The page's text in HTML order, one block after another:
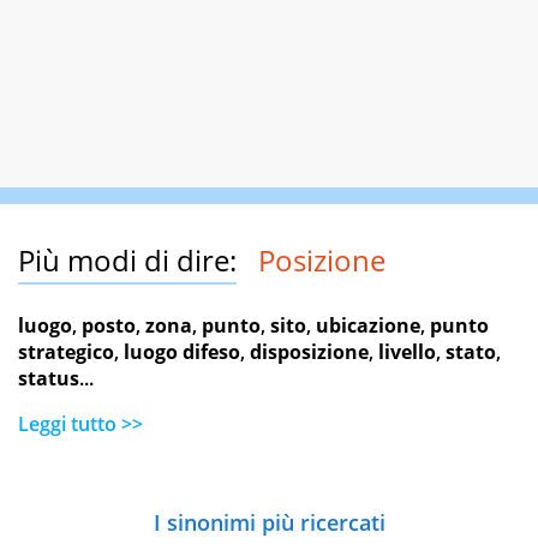
Più modi di dire: Posizione
luogo, posto,zona, punto,sito, ubicazione, punto
strategico, luogo difeso,disposizione, livello,stato,
status...
Leggi tutto >>
I sinonimi più ricercati